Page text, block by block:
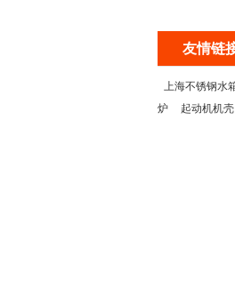
友情链
上海不锈钢水
炉
起动机机壳